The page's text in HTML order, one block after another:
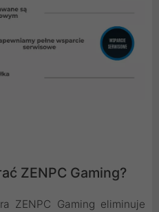
ZENPC Gaming?
ZENPC Gaming eliminuje